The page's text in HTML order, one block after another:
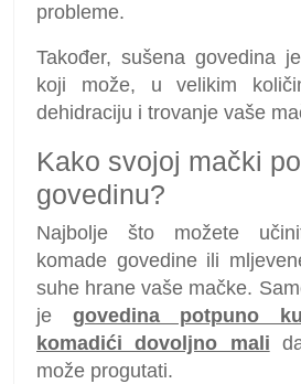
probleme.
Također, sušena govedina
koji može, u velikim
dehidraciju i trovanje vaše
Kako svojoj mački
govedinu?
Najbolje što možete
komade govedine ili
suhe hrane vaše mačke.
je govedina potpuno
komadići dovoljno mali
može progutati.